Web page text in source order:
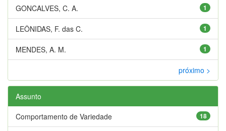
1
GONCALVES, C. A.
1
LEÔNIDAS, F. das C.
1
MENDES, A. M.
próximo >
Assunto
18
Comportamento de Variedade